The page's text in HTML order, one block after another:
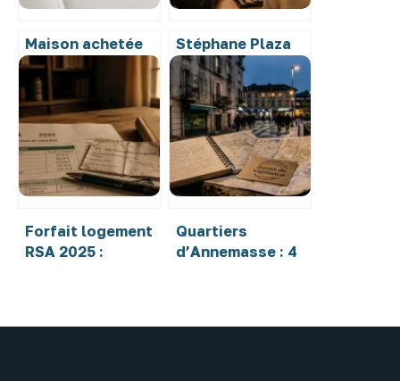
Maison achetée
avant le mariage :
4 solutions pour
protéger votre
conjoint
Stéphane Plaza
Immobilier : 3,1/5
de moyenne, que
valent vraiment
les services de
l’enseigne ?
Forfait logement
RSA 2025 :
Quartiers
d’Annemasse : 4